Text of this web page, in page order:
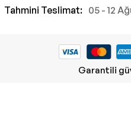
Tahmini Teslimat: 05 - 12
Garantili